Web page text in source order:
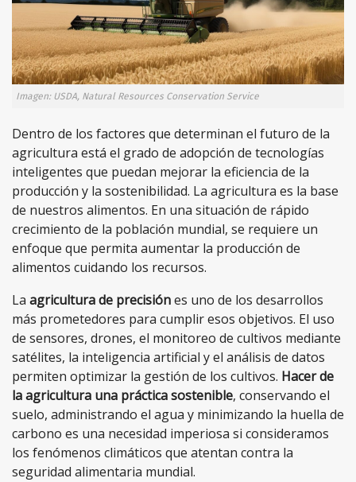
Imagen: USDA, Natural Resources Conservation Service
Dentro de los factores que determinan el futuro de la
agricultura está el grado de adopción de tecnologías
inteligentes que puedan mejorar la eficiencia de la
producción y la sostenibilidad. La agricultura es la base
de nuestros alimentos. En una situación de rápido
crecimiento de la población mundial, se requiere un
enfoque que permita aumentar la producción de
alimentos cuidando los recursos.
La agricultura de precisiónes uno de los desarrollos
más prometedores para cumplir esos objetivos. El uso
de sensores, drones, el monitoreo de cultivos mediante
satélites, la inteligencia artificial y el análisis de datos
permiten optimizar la gestión de los cultivos. Hacer de
la agricultura una práctica sostenible, conservando el
suelo, administrando el agua y minimizando la huella de
carbono es una necesidad imperiosa si consideramos
los fenómenos climáticos que atentan contra la
seguridad alimentaria mundial.